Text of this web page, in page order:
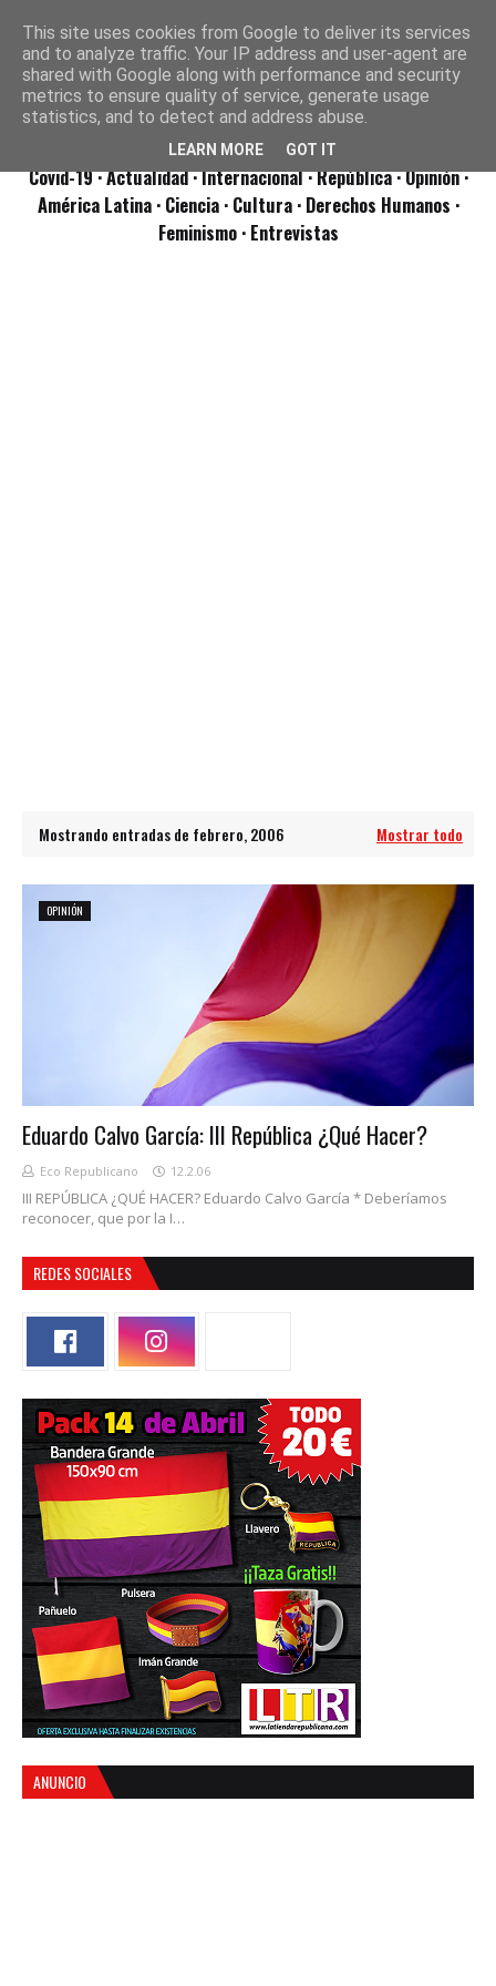
Covid-19· Actualidad· Internacional· República· Opinión·
América Latina · Ciencia · Cultura · Derechos Humanos ·
Feminismo · Entrevistas
Mostrando entradas de febrero, 2006 Mostrar todo
OPINIÓN
Eduardo Calvo García: III República ¿Qué Hacer?
Eco Republicano 12.2.06
III REPÚBLICA ¿QUÉ HACER? Eduardo Calvo García * Deberíamos
reconocer, que por la I…
REDES SOCIALES
ANUNCIO
This site uses cookies from Google to deliver its services
and to analyze traffic. Your IP address and user-agent are
shared with Google along with performance and security
metrics to ensure quality of service, generate usage
statistics, and to detect and address abuse.
LEARN MORE GOT IT